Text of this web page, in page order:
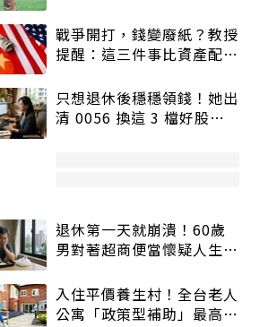
戰爭開打，錢變廢紙？教授
提醒：這三件事比資產配置
只想退休後穩穩領錢！她出
清 0056 換這 3 檔好股：
退休第一天就崩潰！60歲
男對著超商便當懷疑人生
入住平價養生村！全台老人
公寓「政策型補助」最高打